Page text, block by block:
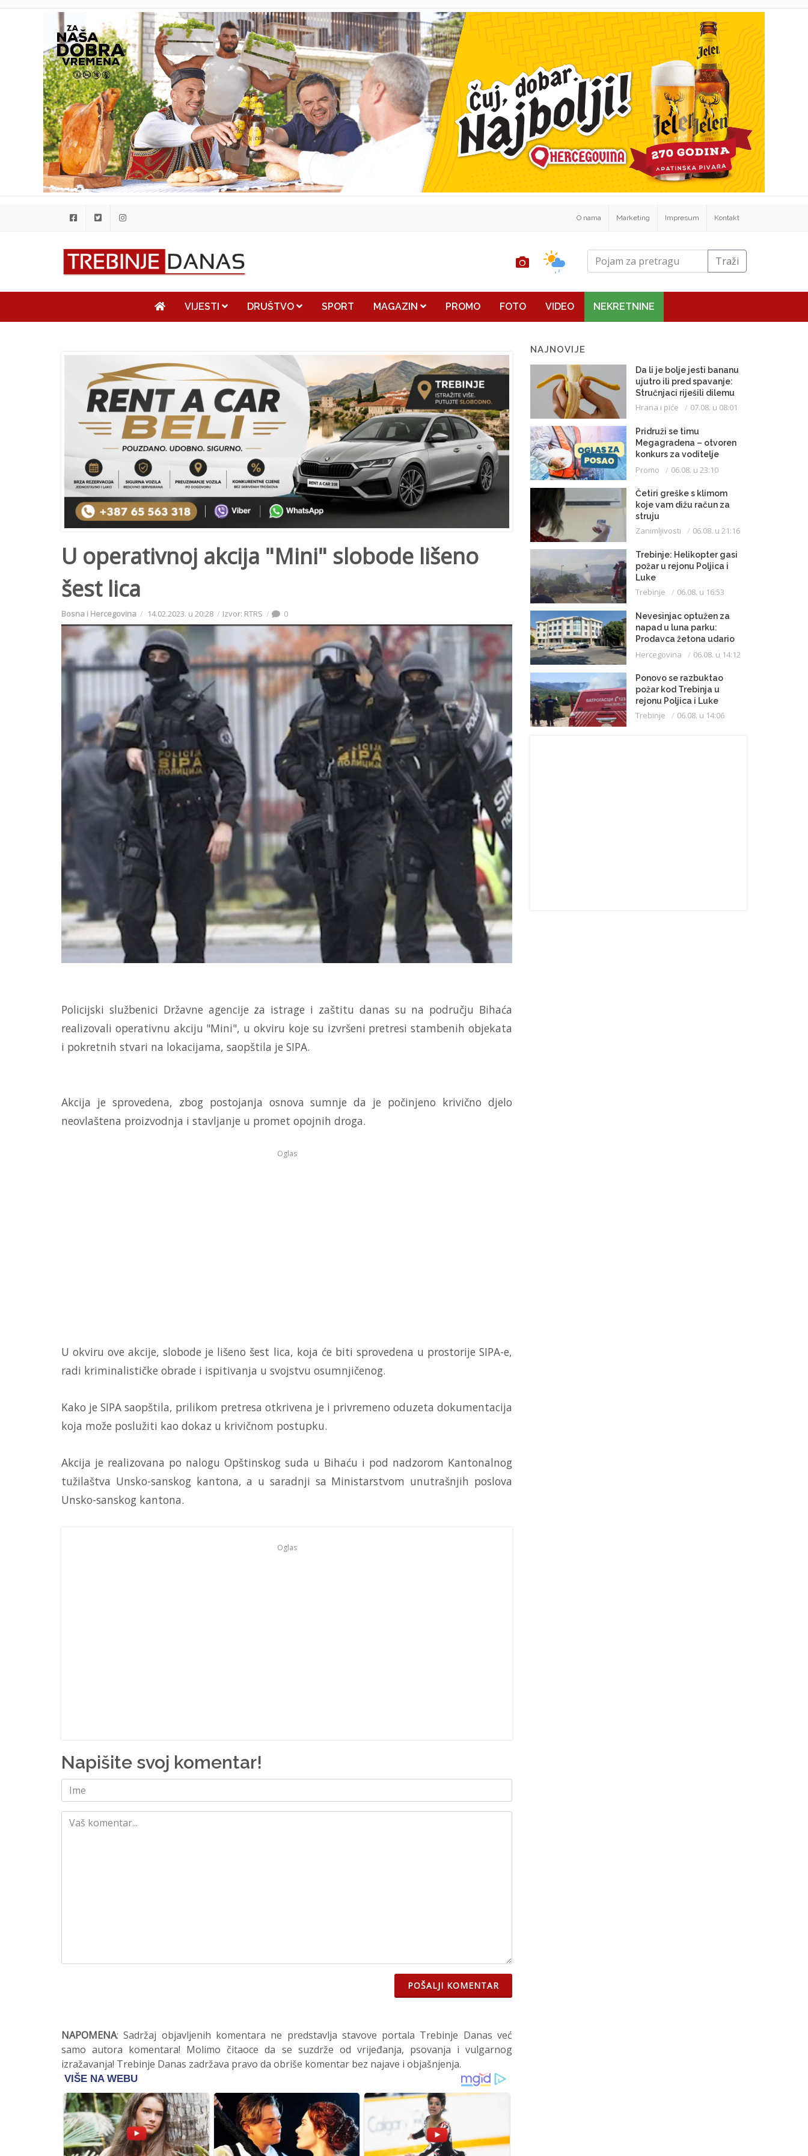
O nama Marketing Impresum Kontakt
Traži
VIJESTI DRUŠTVO SPORT MAGAZIN PROMO FOTO VIDEO NEKRETNINE
U operativnoj akcija "Mini" slobode lišeno
šest lica
Bosna i Hercegovina 14.02.2023. u 20:28 Izvor: RTRS 0
Policijski službenici Državne agencije za istrage i zaštitu danas su na području Bihaća
realizovali operativnu akciju "Mini", u okviru koje su izvršeni pretresi stambenih objekata
i pokretnih stvari na lokacijama, saopštila je SIPA.
Akcija je sprovedena, zbog postojanja osnova sumnje da je počinjeno krivično djelo
neovlaštena proizvodnja i stavljanje u promet opojnih droga.
Oglas
U okviru ove akcije, slobode je lišeno šest lica, koja će biti sprovedena u prostorije SIPA-e,
radi kriminalističke obrade i ispitivanja u svojstvu osumnjičenog.
Kako je SIPA saopštila, prilikom pretresa otkrivena je i privremeno oduzeta dokumentacija
koja može poslužiti kao dokaz u krivičnom postupku.
Akcija je realizovana po nalogu Opštinskog suda u Bihaću i pod nadzorom Kantonalnog
tužilaštva Unsko-sanskog kantona, a u saradnji sa Ministarstvom unutrašnjih poslova
Unsko-sanskog kantona.
Oglas
Napišite svoj komentar!
POŠALJI KOMENTAR
NAPOMENA: Sadržaj objavljenih komentara ne predstavlja stavove portala Trebinje Danas već
samo autora komentara! Molimo čitaoce da se suzdrže od vrijeđanja, psovanja i vulgarnog
izražavanja! Trebinje Danas zadržava pravo da obriše komentar bez najave i objašnjenja.
NAJNOVIJE
Da li je bolje jesti bananu
ujutro ili pred spavanje:
Stručnjaci riješili dilemu
Hrana i piće 07.08. u 08:01
Pridruži se timu
Megagradena – otvoren
konkurs za voditelje
gradilišta
Promo 06.08. u 23:10
Četiri greške s klimom
koje vam dižu račun za
struju
Zanimljivosti 06.08. u 21:16
Trebinje: Helikopter gasi
požar u rejonu Poljica i
Luke
Trebinje 06.08. u 16:53
Nevesinjac optužen za
napad u luna parku:
Prodavca žetona udario
mikrofonom u glavu
Hercegovina 06.08. u 14:12
Ponovo se razbuktao
požar kod Trebinja u
rejonu Poljica i Luke
Trebinje 06.08. u 14:06